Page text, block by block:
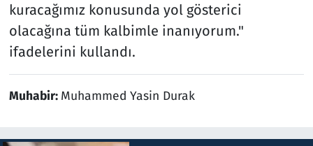
kuracağımız konusunda yol gösterici
olacağına tüm kalbimle inanıyorum."
ifadelerini kullandı.
Muhabir: Muhammed Yasin Durak